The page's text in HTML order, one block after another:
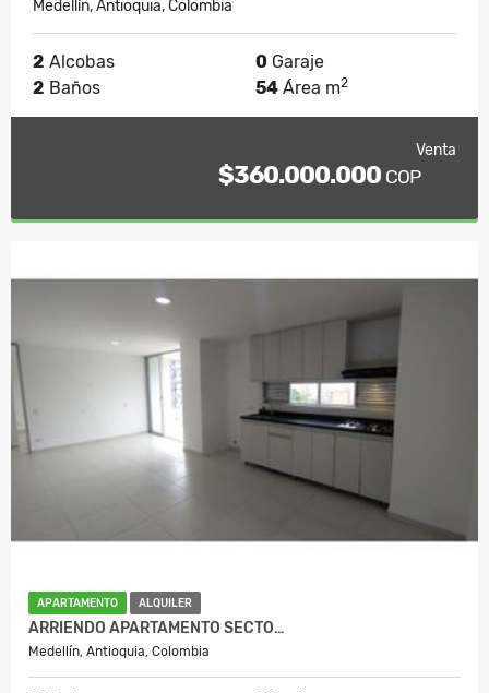
Medellín, Antioquia, Colombia
2 Alcobas 0 Garaje
2 Baños 54 Área m2
Venta
$360.000.000 COP
APARTAMENTO ALQUILER
ARRIENDO APARTAMENTO SECTO…
Medellín, Antioquia, Colombia